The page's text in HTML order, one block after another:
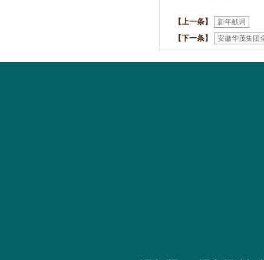
【上一条】 新年献词
【下一条】 安徽华茂集团